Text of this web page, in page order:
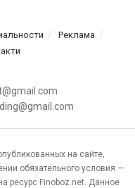
Реклама
на сайте,
обязательного условия —
ресурс Finoboz.net. Данное